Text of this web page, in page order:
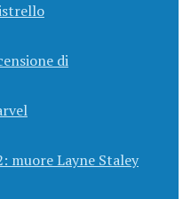
di
muore Layne Staley